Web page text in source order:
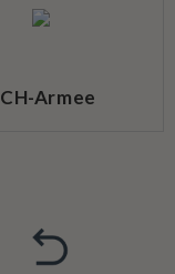
CH-Armee